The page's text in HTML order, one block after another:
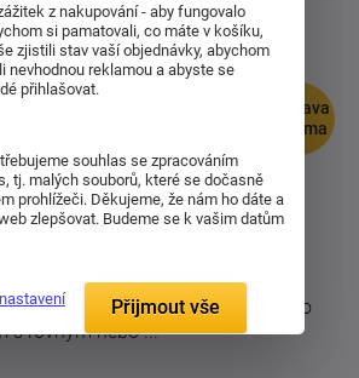
doprava
zdarma
v provedení buk-cink nebo dub.
dubového nebo smrkového
s rovným nebo ...
z nakupování - aby fungovalo
si pamatovali, co máte v košíku,
zjistili stav vaší objednávky, abychom
nevhodnou reklamou a abyste se
přihlašovat.
souhlas se zpracováním
tj. malých souborů, které se dočasně
prohlížeči. Děkujeme, že nám ho dáte a
zlepšovat. Budeme se k vašim datům
Přijmout vše